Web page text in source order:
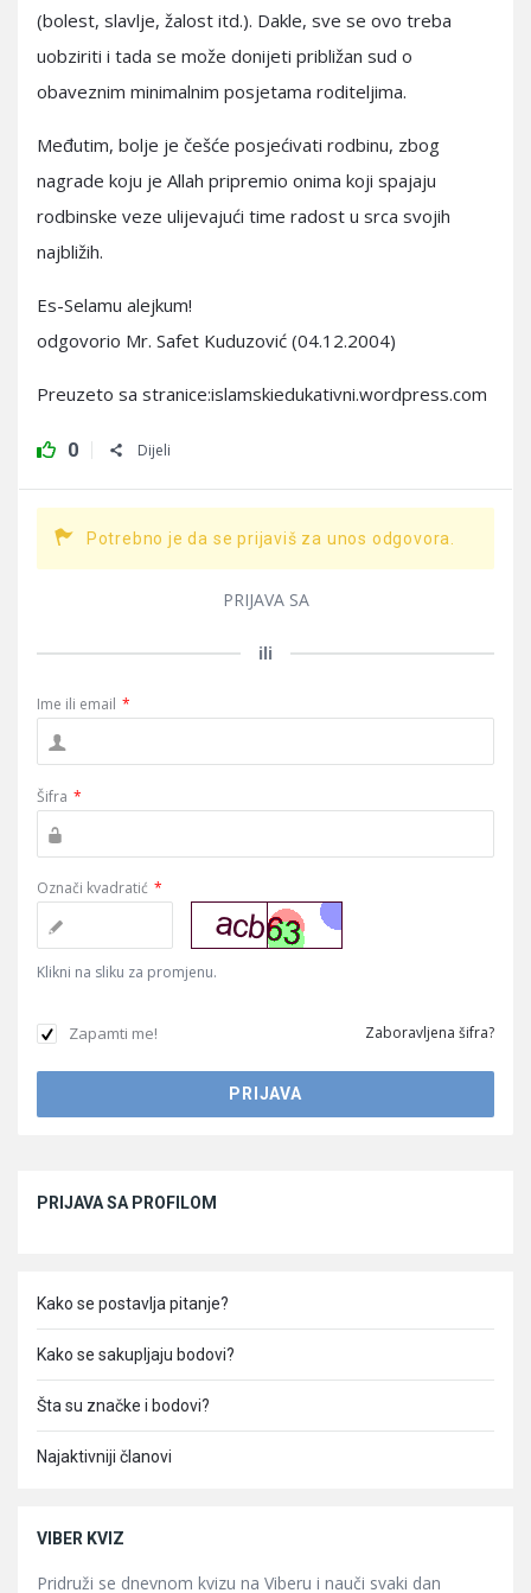
(bolest, slavlje, žalost itd.). Dakle, sve se ovo treba
uobziriti i tada se može donijeti približan sud o
obaveznim minimalnim posjetama roditeljima.
Međutim, bolje je češće posjećivati rodbinu, zbog
nagrade koju je Allah pripremio onima koji spajaju
rodbinske veze ulijevajući time radost u srca svojih
najbližih.
Es-Selamu alejkum!
odgovorio Mr. Safet Kuduzović (04.12.2004)
Preuzeto sa stranice:islamskiedukativni.wordpress.com
0 Dijeli
Potrebno je da se prijaviš za unos odgovora.
PRIJAVA SA
ili
Ime ili email *
Šifra *
Označi kvadratić *
Klikni na sliku za promjenu.
Zapamti me! Zaboravljena šifra?
PRIJAVA SA PROFILOM
Kako se postavlja pitanje?
Kako se sakupljaju bodovi?
Šta su značke i bodovi?
Najaktivniji članovi
VIBER KVIZ
Pridruži se dnevnom kvizu na Viberu i nauči svaki dan